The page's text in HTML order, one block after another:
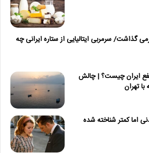
گذاشت/ سرمربی ایتالیایی از ستاره ایرانی چه
نفع ایران چیست؟ | چالش
تهران
اما کمتر شناخته شده